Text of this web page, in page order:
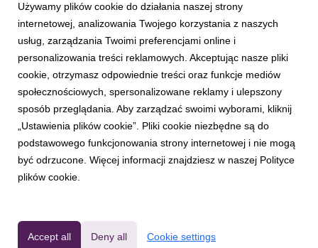
ULEFONE
Rowerowa majówka bez obaw o sprzęt.
Pancerny smartfon to najlepsza nawigacja na
kierownicę
Kurz, deszcz, błoto i wstrząsy. W czasie rowerowej majówki
kilometrach. Na szczęście są też telefony Ulefone, które
zostały stworzone, by wytrzymać więcej.
Używamy plików cookie do działania naszej strony
internetowej, analizowania Twojego korzystania z naszych
usług, zarządzania Twoimi preferencjami online i
personalizowania treści reklamowych. Akceptując nasze pliki
cookie, otrzymasz odpowiednie treści oraz funkcje mediów
społecznościowych, spersonalizowane reklamy i ulepszony
sposób przeglądania. Aby zarządzać swoimi wyborami, kliknij
„Ustawienia plików cookie”. Pliki cookie niezbędne są do
podstawowego funkcjonowania strony internetowej i nie mogą
być odrzucone. Więcej informacji znajdziesz w naszej Polityce
plików cookie.
Accept all Deny all Cookie settings